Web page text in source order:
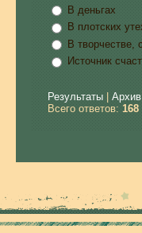
В деньгах
В плотских
В творчестве,
Источник
Результаты
Всего ответов: 168